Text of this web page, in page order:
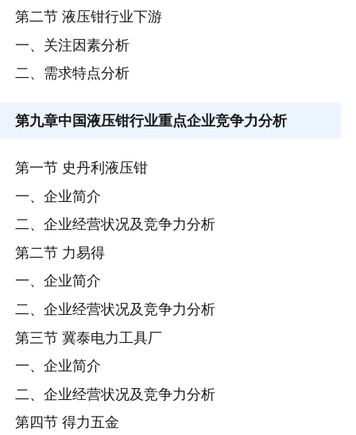
第二节 液压钳行业下游
一、关注因素分析
二、需求特点分析
第九章中国液压钳行业重点企业竞争力分析
第一节 史丹利液压钳
一、企业简介
二、企业经营状况及竞争力分析
第二节 力易得
一、企业简介
二、企业经营状况及竞争力分析
第三节 冀泰电力工具厂
一、企业简介
二、企业经营状况及竞争力分析
第四节 得力五金